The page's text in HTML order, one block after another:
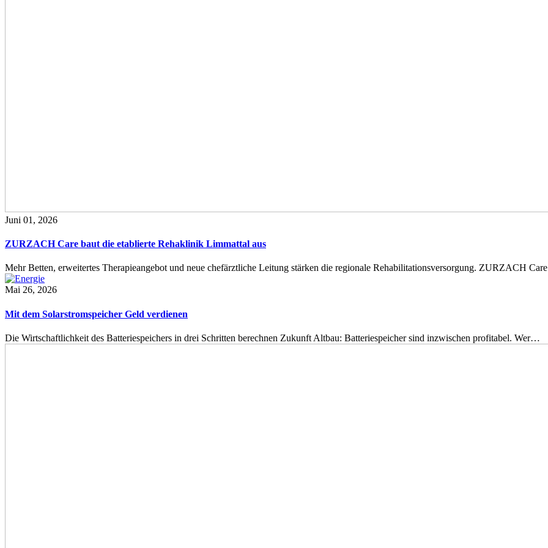
Juni 01, 2026
ZURZACH Care baut die etablierte Rehaklinik Limmattal aus
Mehr Betten, erweitertes Therapieangebot und neue chefärztliche Leitung stärken die regionale Rehabilitationsversorgung. ZURZACH
Mai 26, 2026
Mit dem Solarstromspeicher Geld verdienen
Die Wirtschaftlichkeit des Batteriespeichers in drei Schritten berechnen Zukunft Altbau: Batteriespeicher sind inzwischen profitabel. Wer…